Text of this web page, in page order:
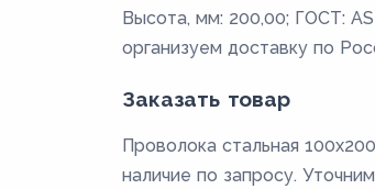
Высота, мм: 200,00; ГОСТ:
организуем доставку по
Заказать товар
Проволока стальная
наличие по запросу.